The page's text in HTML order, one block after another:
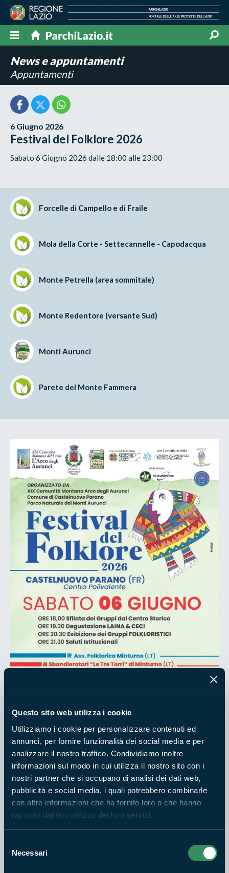
Questo sito web utilizza i cookie
Utilizziamo i cookie per personalizzare contenuti ed
annunci, per fornire funzionalità dei social media e per
analizzare il nostro traffico. Condividiamo inoltre
informazioni sul modo in cui utilizza il nostro sito con i
nostri partner che si occupano di analisi dei dati web,
pubblicità e social media, i quali potrebbero combinarle
con altre informazioni che ha fornito loro o che hanno
raccolto dal suo utilizzo dei loro servizi.
delNecessari
News e appuntamenti
Appuntamenti
6 Giugno 2026
Festival del Folklore 2026
Sabato 6 Giugno 2026 dalle 18:00 alle 23:00
Forcelle di Campello e di Fraile
Mola della Corte - Settecannelle - Capodacqua
Monte Petrella (area sommitale)
Monte Redentore (versante Sud)
Monti Aurunci
Parete del Monte Fammera
Il 6 giugno 2026 Castelnuovo Parano ospita il Festival del
Folklore, un appuntamento dedicato alle tradizioni popolari
con sfilate, esibizioni di gruppi folkloristici, degustazioni di
prodotti tipici e stand gastronomici. Un'occasione di incontro
e valorizzazione del patrimonio culturale locale promossa
dalla XIX Comunità Montana L'Arco degli Aurunci, dal Comune
Aurunci.